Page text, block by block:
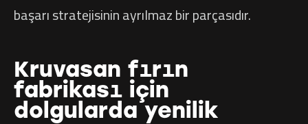
başarı stratejisinin ayrılmaz bir parçasıdır.
Kruvasan fırın
fabrikası için
dolgularda yenilik